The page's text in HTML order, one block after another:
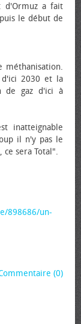
d'Ormuz a fait
le début de
méthanisation.
d'ici 2030 et la
de gaz d'ici à
inatteignable
il n'y pas le
ce sera Total".
898686/un-
(0)